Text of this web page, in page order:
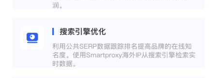
润。
搜索引擎优化
利用公共SERP数据跟踪排名提高品牌的在线知
名度。使用Smartproxy海外IP从搜索引擎检索实
时数据。